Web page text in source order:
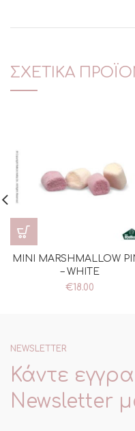
ΣΧΕΤΙΚΆ
MINI MARSHMALLOW
– WHITE
€18.00
NEWSLETTER
Κάντε
Newsletter